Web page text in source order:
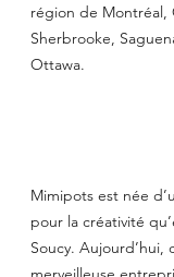
région de Montréal,
Sherbrooke,
Mimipots est née
pour la créativité
Soucy. Aujourd’hui,